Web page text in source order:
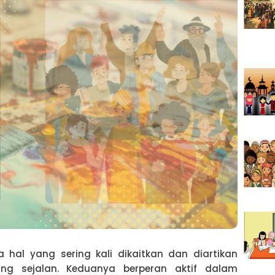
hal yang sering kali dikaitkan dan diartikan
sejalan. Keduanya berperan aktif dalam